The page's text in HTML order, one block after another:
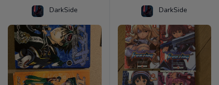
DarkSide DarkSide